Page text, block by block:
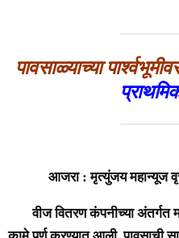
पावसाळ्याच्या
आजरा : मृत्युंजय महान्यूज
वीज वितरण कंपनीच्या अंतर्गत